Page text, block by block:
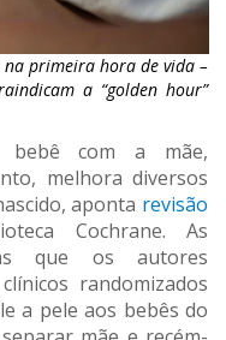
primeira hora de vida –
a “golden hour”
com a mãe,
melhora diversos
aponta revisão
Cochrane. As
que os autores
randomizados
a pele aos bebês do